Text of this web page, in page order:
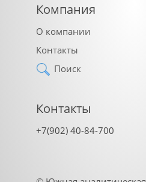
Компания
О компании
Контакты
Поиск
Контакты
+7(902) 40-84-700